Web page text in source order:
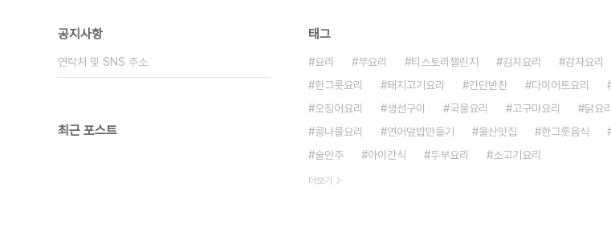
공지사항
연락처 및 SNS 주소
최근 포스트
태그
요리 무요리 티스토리챌린지 김치요리 감자요리
한그릇요리
돼지고기요리 간단반찬 다이어트요리
오징어요리
생선구이 국물요리 고구마요리 닭요리
콩나물요리
연어덮밥만들기 울산맛집 한그릇음식
술안주
아이간식 두부요리 소고기요리
더보기